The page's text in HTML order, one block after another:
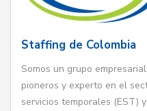
Staffing de Colombia
Somos un grupo
pioneros y experto en el
servicios temporales (EST)